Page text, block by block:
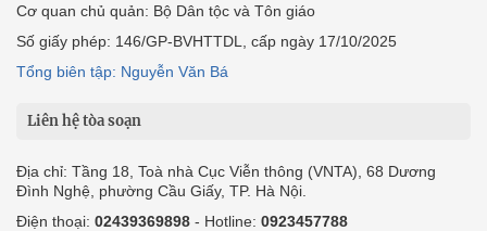
Cơ quan chủ quản: Bộ Dân tộc và Tôn giáo
Số giấy phép: 146/GP-BVHTTDL, cấp ngày 17/10/2025
Tổng biên tập: Nguyễn Văn Bá
Liên hệ tòa soạn
Địa chỉ: Tầng 18, Toà nhà Cục Viễn thông (VNTA), 68 Dương
Đình Nghệ, phường Cầu Giấy, TP. Hà Nội.
Điện thoại: 02439369898 - Hotline: 0923457788